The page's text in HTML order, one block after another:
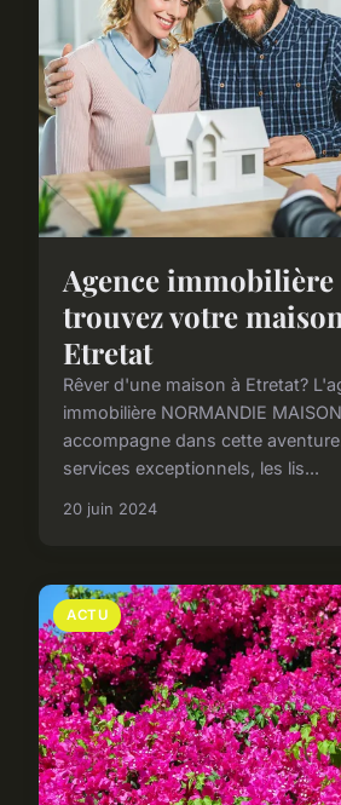
Agence immobilière
trouvez votre
Etretat
Rêver d'une maison à Etretat?
immobilière NORMANDIE
accompagne dans cette
services exceptionnels, les lis...
20 juin 2024
ACTU